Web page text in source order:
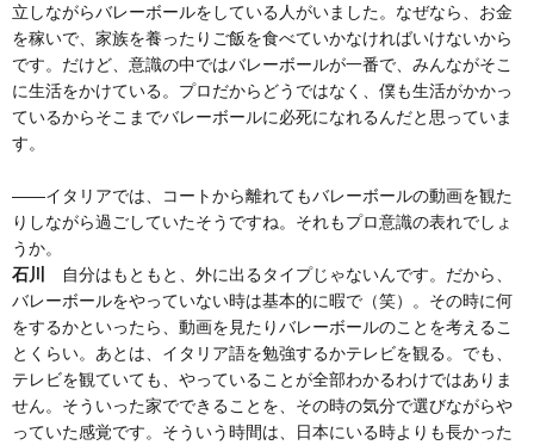
立しながらバレーボールをしている人がいました。なぜなら、お金
を稼いで、家族を養ったりご飯を食べていかなければいけないから
です。だけど、意識の中ではバレーボールが一番で、みんながそこ
に生活をかけている。プロだからどうではなく、僕も生活がかかっ
ているからそこまでバレーボールに必死になれるんだと思っていま
す。
——イタリアでは、コートから離れてもバレーボールの動画を観た
りしながら過ごしていたそうですね。それもプロ意識の表れでしょ
うか。
石川
自分はもともと、外に出るタイプじゃないんです。だから、
バレーボールをやっていない時は基本的に暇で（笑）。その時に何
をするかといったら、動画を見たりバレーボールのことを考えるこ
とくらい。あとは、イタリア語を勉強するかテレビを観る。でも、
テレビを観ていても、やっていることが全部わかるわけではありま
せん。そういった家でできることを、その時の気分で選びながらや
っていた感覚です。そういう時間は、日本にいる時よりも長かった